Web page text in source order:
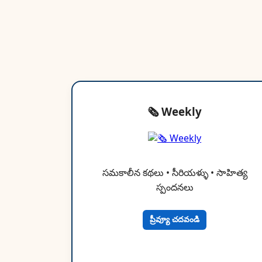
🗞 Weekly
సమకాలీన కథలు • సీరియళ్ళు • సాహిత్య
స్పందనలు
ప్రీవ్యూ చదవండి